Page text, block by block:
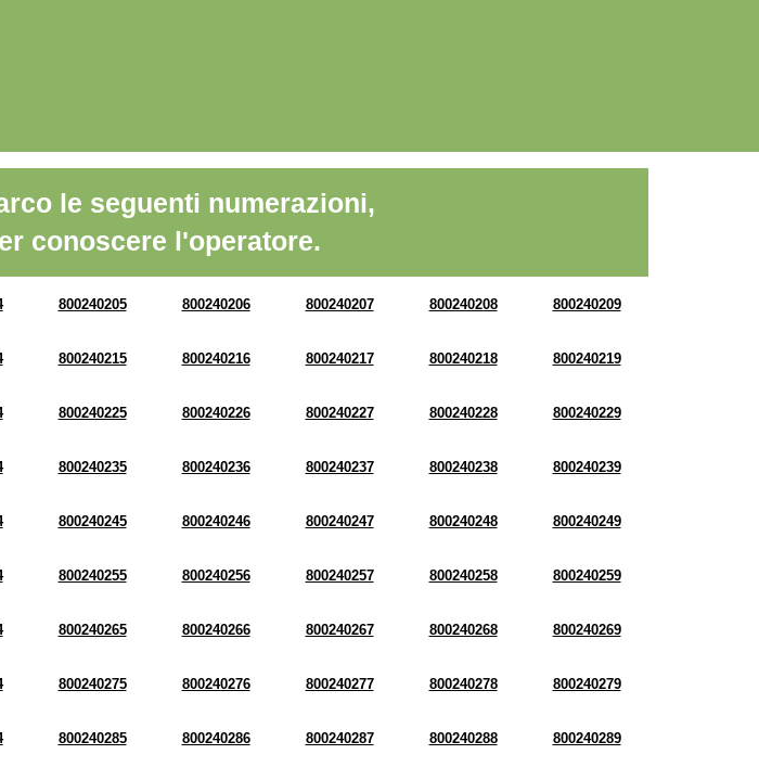
le seguenti numerazioni,
conoscere l'operatore.
800240205 800240206 800240207 800240208 800240209
800240215 800240216 800240217 800240218 800240219
800240225 800240226 800240227 800240228 800240229
800240235 800240236 800240237 800240238 800240239
800240245 800240246 800240247 800240248 800240249
800240255 800240256 800240257 800240258 800240259
800240265 800240266 800240267 800240268 800240269
800240275 800240276 800240277 800240278 800240279
800240285 800240286 800240287 800240288 800240289